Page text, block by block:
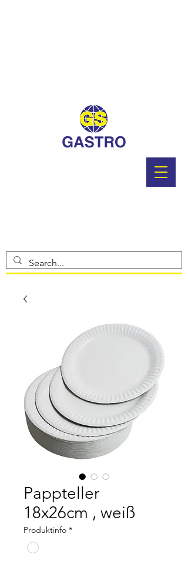
Pappteller
18x26cm , weiß
Produktinfo *